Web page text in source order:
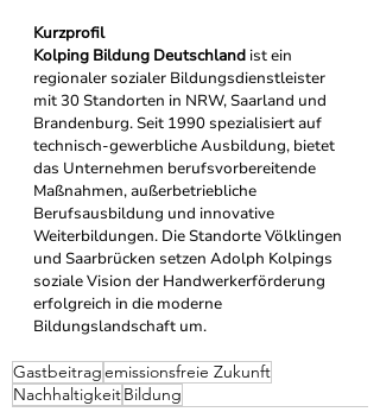
Kurzprofil
Kolping Bildung Deutschland ist ein
regionaler sozialer Bildungsdienstleister
mit 30 Standorten in NRW, Saarland und
Brandenburg. Seit 1990 spezialisiert auf
technisch-gewerbliche Ausbildung, bietet
das Unternehmen berufsvorbereitende
Maßnahmen, außerbetriebliche
Berufsausbildung und innovative
Weiterbildungen. Die Standorte Völklingen
und Saarbrücken setzen Adolph Kolpings
soziale Vision der Handwerkerförderung
erfolgreich in die moderne
Bildungslandschaft um.
Gastbeitragemissionsfreie Zukunft
NachhaltigkeitBildung